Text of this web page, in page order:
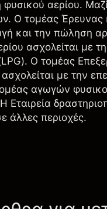
αερίου. Μαζί
Ο τομέας Έρευνας
και την πώληση
ασχολείται με
Ο τομέας
με την
αγωγών
άλλες περιοχές.